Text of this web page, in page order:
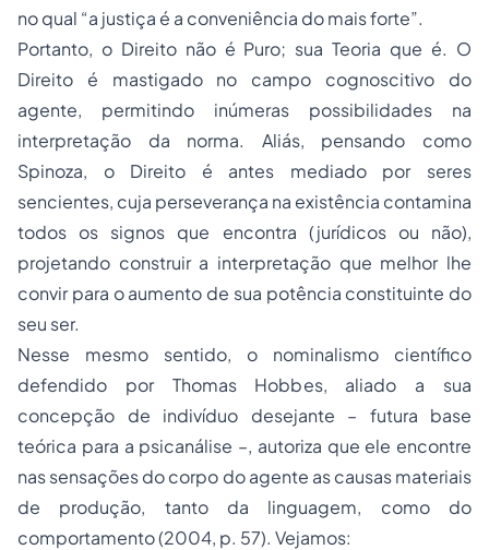
no qual “a justiça é a conveniência do mais forte”.
Portanto, o Direito não é Puro; sua Teoria que é. O
Direito é mastigado no campo cognoscitivo do
agente, permitindo inúmeras possibilidades na
interpretação da norma. Aliás, pensando como
Spinoza, o Direito é antes mediado por seres
sencientes, cuja perseverança na existência contamina
todos os signos que encontra (jurídicos ou não),
projetando construir a interpretação que melhor lhe
convir para o aumento de sua potência constituinte do
seu ser.
Nesse mesmo sentido, o nominalismo científico
defendido por Thomas Hobbes, aliado a sua
concepção de indivíduo desejante – futura base
teórica para a psicanálise –, autoriza que ele encontre
nas sensações do corpo do agente as causas materiais
de produção, tanto da linguagem, como do
comportamento (2004, p. 57). Vejamos: